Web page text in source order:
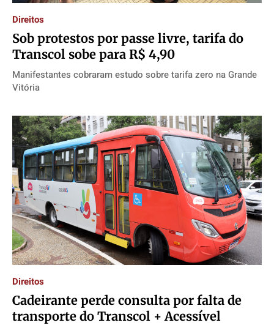
Direitos
Sob protestos por passe livre, tarifa do
Transcol sobe para R$ 4,90
Manifestantes cobraram estudo sobre tarifa zero na Grande
Vitória
Direitos
Cadeirante perde consulta por falta de
transporte do Transcol + Acessível